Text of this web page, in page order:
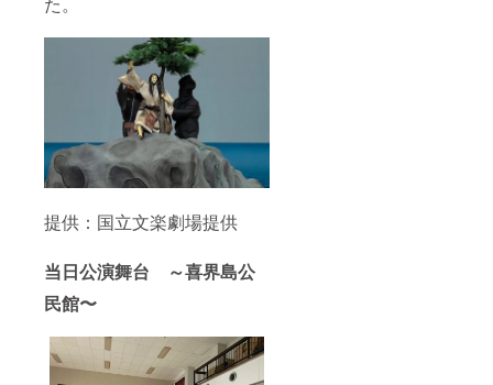
提供：国立文楽劇場提供
当日公演舞台 ～喜界島公
民館〜